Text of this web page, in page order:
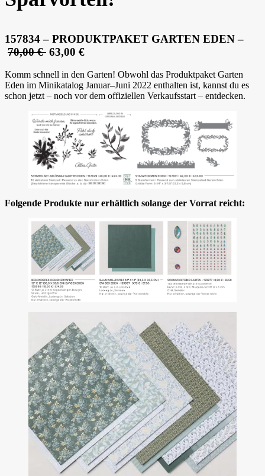
157834 – PRODUKTPAKET GARTEN EDEN –
70,00 € 63,00 €
Komm schnell in den Garten! Obwohl das Produktpaket Garten
Eden im Minikatalog Januar–Juni 2022 enthalten ist, kannst du es
schon jetzt – noch vor dem offiziellen Verkaufsstart – entdecken.
Folgende Produkte nur erhältlich solange der Vorrat reicht: